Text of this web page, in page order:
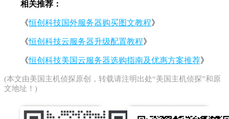
相关推荐：
《恒创科技国外服务器购买图文教程》
《恒创科技云服务器升级配置教程》
《恒创科技美国云服务器选购指南及优惠方案推荐》
(本文由美国主机侦探原创，转载请注明出处“美国主机侦探”和原
文地址！)